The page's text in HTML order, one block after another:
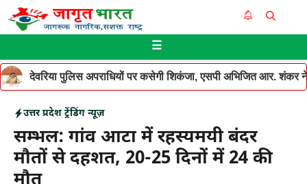
Skip
to
☰
देवरिया पुलिस अपराधियों पर कसेगी शिकंजा, एसपी अभिजित आर. शंकर ने
उत्तर प्रदेश ट्रेंडिंग न्यूज़
सम्भल: गांव आटा में रहस्यमयी बंदर
मौतों से दहशत, 20-25 दिनों में 24 की